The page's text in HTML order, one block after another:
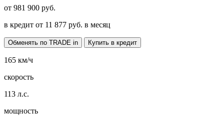
от 981 900 руб.
в кредит от 11 877 руб. в месяц
Обменять по TRADE in Купить в кредит
165 км/ч
скорость
113 л.с.
мощность